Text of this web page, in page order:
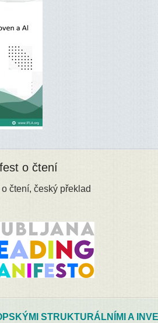
o čtení
čtení, český překlad
STRUKTURÁLNÍMI A